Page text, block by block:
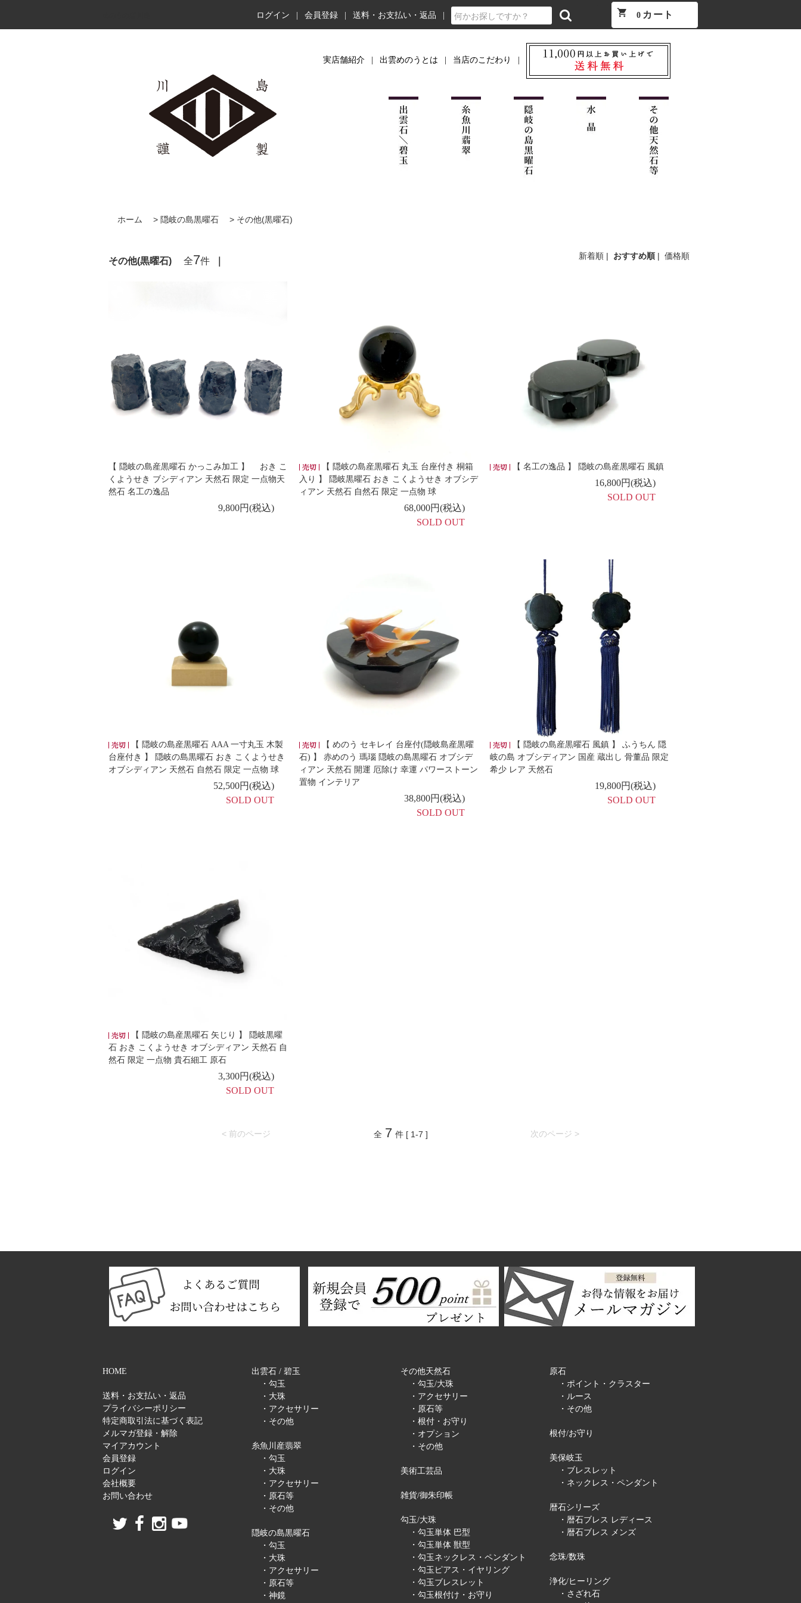
ログイン 会員登録 送料・お支払い・返品 shopping_cart 0 カート
実店舗紹介 出雲めのうとは 当店のこだわり
ホーム > 隠岐の島黒曜石 > その他(黒曜石)
その他(黒曜石) 全7件 新着順 | おすすめ順 | 価格順
【 隠岐の島産黒曜石 かっこみ加工 】 おき こ
くようせき ブシディアン 天然石 限定 一点物天
然石 名工の逸品
9,800円(税込)
【 隠岐の島産黒曜石 丸玉 台座付き 桐箱
入り 】 隠岐黒曜石 おき こくようせき オブシデ
ィアン 天然石 自然石 限定 一点物 球
68,000円(税込)
SOLD OUT
【 名工の逸品 】 隠岐の島産黒曜石 風鎮
16,800円(税込)
SOLD OUT
【 隠岐の島産黒曜石 AAA 一寸丸玉 木製
台座付き 】 隠岐の島黒曜石 おき こくようせき
オブシディアン 天然石 自然石 限定 一点物 球
52,500円(税込)
SOLD OUT
【 めのう セキレイ 台座付(隠岐島産黒曜
石) 】 赤めのう 瑪瑙 隠岐の島黒曜石 オブシデ
ィアン 天然石 開運 厄除け 幸運 パワーストーン
置物 インテリア
38,800円(税込)
SOLD OUT
【 隠岐の島産黒曜石 風鎮 】 ふうちん 隠
岐の島 オブシディアン 国産 蔵出し 骨董品 限定
希少 レア 天然石
19,800円(税込)
SOLD OUT
【 隠岐の島産黒曜石 矢じり 】 隠岐黒曜
石 おき こくようせき オブシディアン 天然石 自
然石 限定 一点物 貴石細工 原石
3,300円(税込)
SOLD OUT
< 前のページ 次のページ >
全 7 件 [ 1-7 ]
HOME
送料・お支払い・返品
プライバシーポリシー
特定商取引法に基づく表記
メルマガ登録・解除
マイアカウント
会員登録
ログイン
会社概要
お問い合わせ
出雲石 / 碧玉
・勾玉
・大珠
・アクセサリー
・その他
糸魚川産翡翠
・勾玉
・大珠
・アクセサリー
・原石等
・その他
隠岐の島黒曜石
・勾玉
・大珠
・アクセサリー
・原石等
・神鏡
その他天然石
・勾玉/大珠
・アクセサリー
・原石等
・根付・お守り
・オプション
・その他
美術工芸品
雑貨/御朱印帳
勾玉/大珠
・勾玉単体 巴型
・勾玉単体 獣型
・勾玉ネックレス・ペンダント
・勾玉ピアス・イヤリング
・勾玉ブレスレット
・勾玉根付け・お守り
原石
・ポイント・クラスター
・ルース
・その他
根付/お守り
美保岐玉
・ブレスレット
・ネックレス・ペンダント
暦石シリーズ
・暦石ブレス レディース
・暦石ブレス メンズ
念珠/数珠
浄化/ヒーリング
・さざれ石